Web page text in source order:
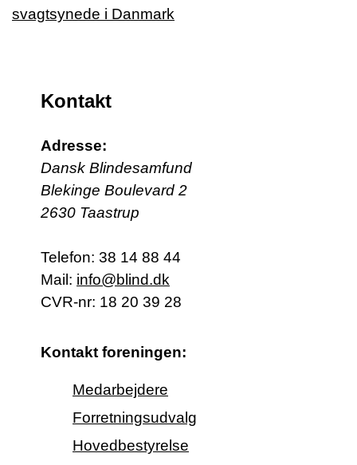
Kontakt
Adresse:
Dansk Blindesamfund
Blekinge Boulevard 2
2630 Taastrup
Telefon: 38 14 88 44
Mail: info@blind.dk
CVR-nr: 18 20 39 28
Kontakt foreningen:
Medarbejdere
Forretningsudvalg
Hovedbestyrelse